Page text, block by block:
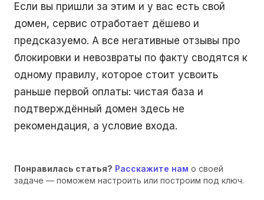
Если вы пришли за этим и у вас есть свой
домен, сервис отработает дёшево и
предсказуемо. А все негативные отзывы про
блокировки и невозвраты по факту сводятся к
одному правилу, которое стоит усвоить
раньше первой оплаты: чистая база и
подтверждённый домен здесь не
рекомендация, а условие входа.
Понравилась статья? Расскажите нам о своей
задаче — поможем настроить или построим под ключ.